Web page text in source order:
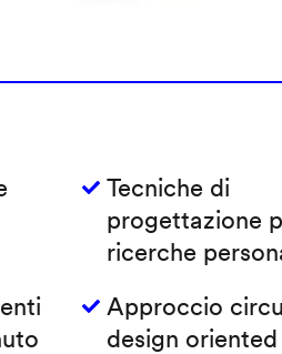
Tecniche di
progettazione
ricerche
Approccio
design oriented